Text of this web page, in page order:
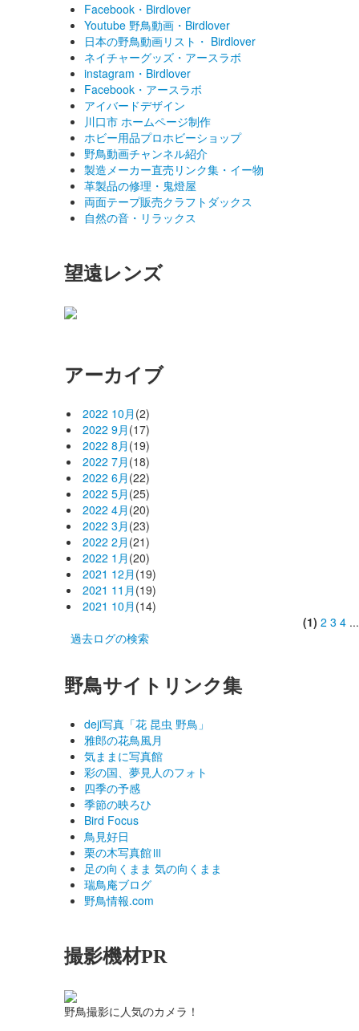
Facebook・Birdlover
Youtube 野鳥動画・Birdlover
日本の野鳥動画リスト・ Birdlover
ネイチャーグッズ・アースラボ
instagram・Birdlover
Facebook・アースラボ
アイバードデザイン
川口市 ホームページ制作
ホビー用品プロホビーショップ
野鳥動画チャンネル紹介
製造メーカー直売リンク集・イー物
革製品の修理・鬼燈屋
両面テープ販売クラフトダックス
自然の音・リラックス
望遠レンズ
アーカイブ
2022 10月 (2)
2022 9月 (17)
2022 8月 (19)
2022 7月 (18)
2022 6月 (22)
2022 5月 (25)
2022 4月 (20)
2022 3月 (23)
2022 2月 (21)
2022 1月 (20)
2021 12月 (19)
2021 11月 (19)
2021 10月 (14)
(1) 2 3 4
過去ログの検索
野鳥サイトリンク集
deji写真「花 昆虫 野鳥」
雅郎の花鳥風月
気ままに写真館
彩の国、夢見人のフォト
四季の予感
季節の映ろひ
Bird Focus
鳥見好日
栗の木写真館Ⅲ
足の向くまま 気の向くまま
瑞鳥庵ブログ
野鳥情報.com
撮影機材PR
野鳥撮影に人気のカメラ！